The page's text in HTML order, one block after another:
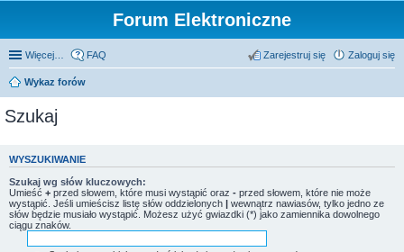
Forum Elektroniczne
Więcej… FAQ Zaloguj się
Zarejestruj się
Wykaz forów
Szukaj
WYSZUKIWANIE
Szukaj wg słów kluczowych:
Umieść + przed słowem, które musi wystąpić oraz - przed słowem, które nie może
wystąpić. Jeśli umieścisz listę słów oddzielonych | wewnątrz nawiasów, tylko jedno ze
słów będzie musiało wystąpić. Możesz użyć gwiazdki (*) jako zamiennika dowolnego
ciągu znaków.